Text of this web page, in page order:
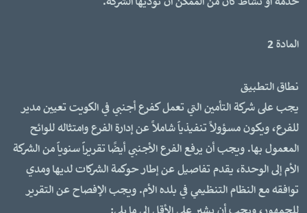
المادة 2
نطاق التطبيق
يجب على شركة التأمين التي تعمل كفرع أجنبي في الكويت تعيين مدير
للفرع، ويكون مسؤولاً تنفيذياً شاملاً عن إدارة الفرع وامتثاله للوائح
المعمول بها. ويجب أن يرفع الفرع الأجنبي أيضًا تقريراً سنوياً من الشركة
الأم إلى الوحدة، يقدم تفاصيل عن إطار حوكمة الشركات لديها ومدي
توافقه مع النظام التنظيمي في بلده الأم. ويجب الإفصاح عن التقرير